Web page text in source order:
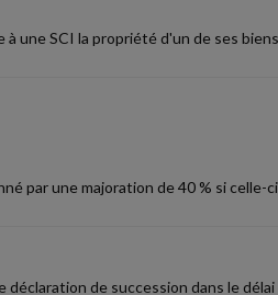
une SCI la propriété d'un de ses
par une majoration de 40 % si celle-
de succession dans le délai